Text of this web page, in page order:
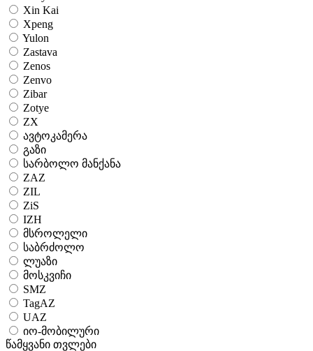
Xin Kai
Xpeng
Yulon
Zastava
Zenos
Zenvo
Zibar
Zotye
ZX
ავტოკამერა
გაზი
სარბოლო მანქანა
ZAZ
ZIL
ZiS
IZH
მსროლელი
საბრძოლო
ლუაზი
მოსკვიჩი
SMZ
TagAZ
UAZ
იო-მობილური
წამყვანი თვლები